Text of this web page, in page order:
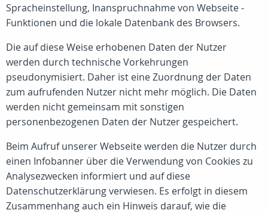
Spracheinstellung, Inanspruchnahme von Webseite -
Funktionen und die lokale Datenbank des Browsers.
Die auf diese Weise erhobenen Daten der Nutzer
werden durch technische Vorkehrungen
pseudonymisiert. Daher ist eine Zuordnung der Daten
zum aufrufenden Nutzer nicht mehr möglich. Die Daten
werden nicht gemeinsam mit sonstigen
personenbezogenen Daten der Nutzer gespeichert.
Beim Aufruf unserer Webseite werden die Nutzer durch
einen Infobanner über die Verwendung von Cookies zu
Analysezwecken informiert und auf diese
Datenschutzerklärung verwiesen. Es erfolgt in diesem
Zusammenhang auch ein Hinweis darauf, wie die